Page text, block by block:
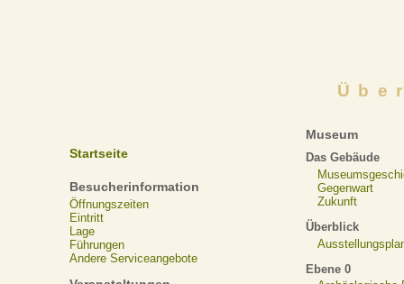
Startseite
Besucherinformation
Öffnungszeiten
Eintritt
Lage
Führungen
Andere Serviceangebote
Museum
Das Gebäude
Gegenwart
Zukunft
Überblick
Ebene 0